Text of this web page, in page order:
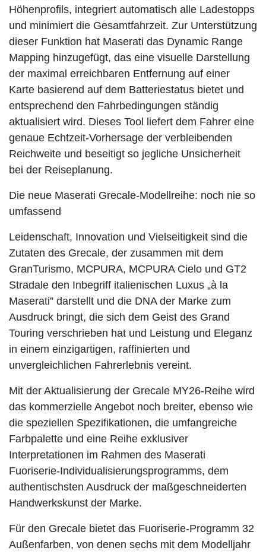
Höhenprofils, integriert automatisch alle Ladestopps
und minimiert die Gesamtfahrzeit. Zur Unterstützung
dieser Funktion hat Maserati das Dynamic Range
Mapping hinzugefügt, das eine visuelle Darstellung
der maximal erreichbaren Entfernung auf einer
Karte basierend auf dem Batteriestatus bietet und
entsprechend den Fahrbedingungen ständig
aktualisiert wird. Dieses Tool liefert dem Fahrer eine
genaue Echtzeit-Vorhersage der verbleibenden
Reichweite und beseitigt so jegliche Unsicherheit
bei der Reiseplanung.
Die neue Maserati Grecale-Modellreihe: noch nie so
umfassend
Leidenschaft, Innovation und Vielseitigkeit sind die
Zutaten des Grecale, der zusammen mit dem
GranTurismo, MCPURA, MCPURA Cielo und GT2
Stradale den Inbegriff italienischen Luxus „à la
Maserati” darstellt und die DNA der Marke zum
Ausdruck bringt, die sich dem Geist des Grand
Touring verschrieben hat und Leistung und Eleganz
in einem einzigartigen, raffinierten und
unvergleichlichen Fahrerlebnis vereint.
Mit der Aktualisierung der Grecale MY26-Reihe wird
das kommerzielle Angebot noch breiter, ebenso wie
die speziellen Spezifikationen, die umfangreiche
Farbpalette und eine Reihe exklusiver
Interpretationen im Rahmen des Maserati
Fuoriserie-Individualisierungsprogramms, dem
authentischsten Ausdruck der maßgeschneiderten
Handwerkskunst der Marke.
Für den Grecale bietet das Fuoriserie-Programm 32
Außenfarben, von denen sechs mit dem Modelljahr